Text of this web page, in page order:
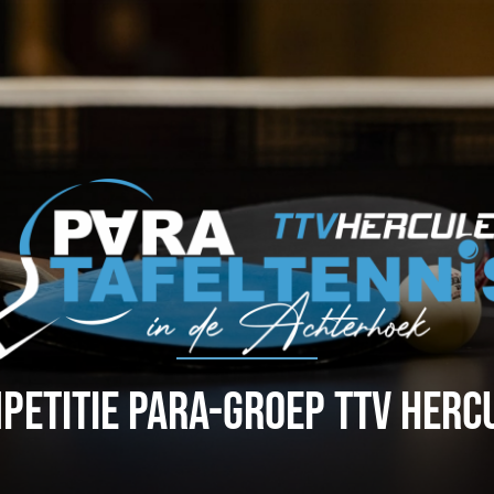
PARA-GROEP TTV